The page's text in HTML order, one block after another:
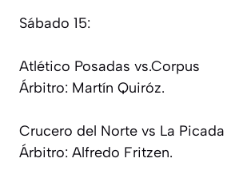
Sábado 15:
Atlético Posadas vs.Corpus
Árbitro: Martín Quiróz.
Crucero del Norte vs La Picada
Árbitro: Alfredo Fritzen.